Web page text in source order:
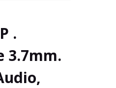
.
3.7mm.